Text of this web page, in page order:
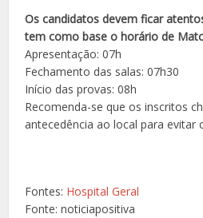
Os candidatos devem ficar
tem como base o horário de
Apresentação: 07h
Fechamento das salas: 07h30
Início das provas: 08h
Recomenda-se que os inscritos
antecedência ao local para evitar
Fontes: Hospital Geral
Fonte: noticiapositiva